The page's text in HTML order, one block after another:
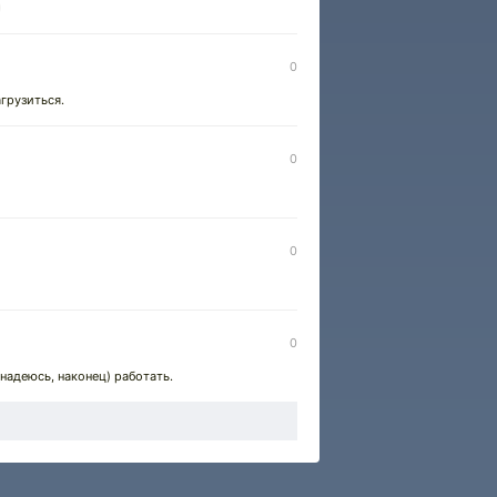
0
0
0
0
наконец) работать.